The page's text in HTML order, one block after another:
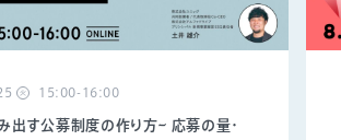
火 15:00-16:00
出す公募制度の作り方~ 応募の量・